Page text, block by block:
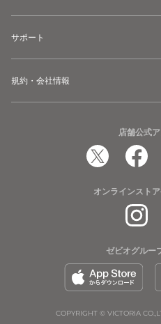
サポート
規約・会社情報
店舗公式
オンラインスト
ゼビオグルー
COPYRIGHT © VICTORIA